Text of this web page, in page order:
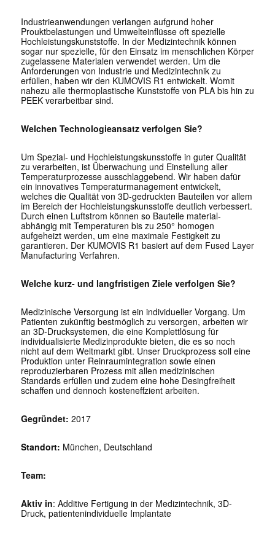
Industrieanwendungen verlangen aufgrund hoher
Prouktbelastungen und Umwelteinflüsse oft spezielle
Hochleistungskunststoffe. In der Medizintechnik können
sogar nur spezielle, für den Einsatz im menschlichen Körper
zugelassene Materialen verwendet werden. Um die
Anforderungen von Industrie und Medizintechnik zu
erfüllen, haben wir den KUMOVIS R1 entwickelt. Womit
nahezu alle thermoplastische Kunststoffe von PLA bis hin zu
PEEK verarbeitbar sind.
Welchen Technologieansatz verfolgen Sie?
Um Spezial- und Hochleistungskunsstoffe in guter Qualität
zu verarbeiten, ist Überwachung und Einstellung aller
Temperaturprozesse ausschlaggebend. Wir haben dafür
ein innovatives Temperaturmanagement entwickelt,
welches die Qualität von 3D-gedruckten Bauteilen vor allem
im Bereich der Hochleistungskunsstoffe deutlich verbessert.
Durch einen Luftstrom können so Bauteile material-
abhängig mit Temperaturen bis zu 250° homogen
aufgeheizt werden, um eine maximale Festigkeit zu
garantieren. Der KUMOVIS R1 basiert auf dem Fused Layer
Manufacturing Verfahren.
Welche kurz- und langfristigen Ziele verfolgen Sie?
Medizinische Versorgung ist ein individueller Vorgang. Um
Patienten zukünftig bestmöglich zu versorgen, arbeiten wir
an 3D-Drucksystemen, die eine Komplettlösung für
individualisierte Medizinprodukte bieten, die es so noch
nicht auf dem Weltmarkt gibt. Unser Druckprozess soll eine
Produktion unter Reinraumintegration sowie einen
reproduzierbaren Prozess mit allen medizinischen
Standards erfüllen und zudem eine hohe Desingfreiheit
schaffen und dennoch kosteneffzient arbeiten.
Gegründet: 2017
Standort: München, Deutschland
Team:
Aktiv in: Additive Fertigung in der Medizintechnik, 3D-
Druck, patientenindividuelle Implantate